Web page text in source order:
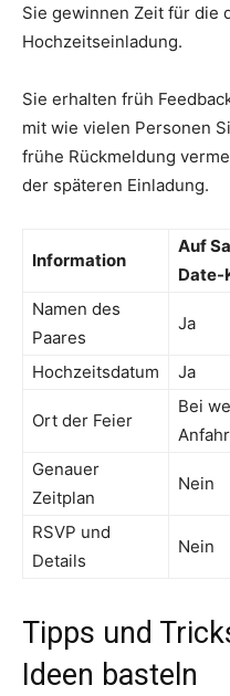
Sie gewinnen Zeit für die
Hochzeitseinladung.
Sie erhalten früh
mit wie vielen Personen
frühe Rückmeldung
der späteren Einladung.
Information
Auf
Date-
Namen des
Paares
Ja
Hochzeitsdatum Ja
Ort der Feier
Bei
Genauer
Zeitplan
Nein
RSVP und
Details
Nein
Tipps und
Ideen basteln